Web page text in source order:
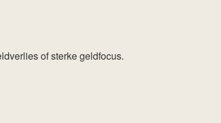
of sterke geldfocus.